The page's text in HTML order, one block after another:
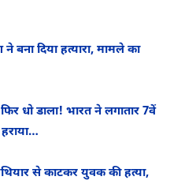
दिया हत्यारा, मामले का
धो डाला! भारत ने लगातार 7वें
से काटकर युवक की हत्या,